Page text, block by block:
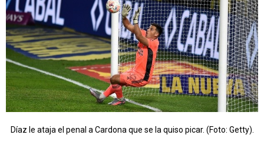
Díaz le ataja el penal a Cardona que se la quiso picar. (Foto: Getty).